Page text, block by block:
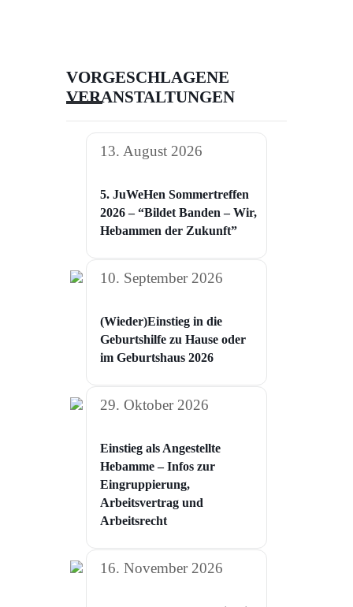
VORGESCHLAGENE
VERANSTALTUNGEN
13. August 2026
5. JuWeHen Sommertreffen
2026 – “Bildet Banden – Wir,
Hebammen der Zukunft”
10. September 2026
(Wieder)Einstieg in die
Geburtshilfe zu Hause oder
im Geburtshaus 2026
29. Oktober 2026
Einstieg als Angestellte
Hebamme – Infos zur
Eingruppierung,
Arbeitsvertrag und
Arbeitsrecht
16. November 2026